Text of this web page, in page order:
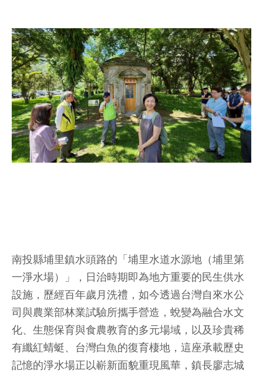
南投縣埔里鎮水頭路的「埔里水道水源地（埔里第
一淨水場）」，日治時期即為地方重要的民生供水
設施，歷經百年歲月洗禮，如今透過台灣自來水公
司與農業部林業試驗所攜手營造，蛻變為融合水文
化、生態保育與食農教育的多元場域，以及珍貴稀
有纖紅蜻蜓、台灣白魚的復育棲地，這座承載歷史
記憶的淨水場正以嶄新面貌重現風華，鎮長廖志城